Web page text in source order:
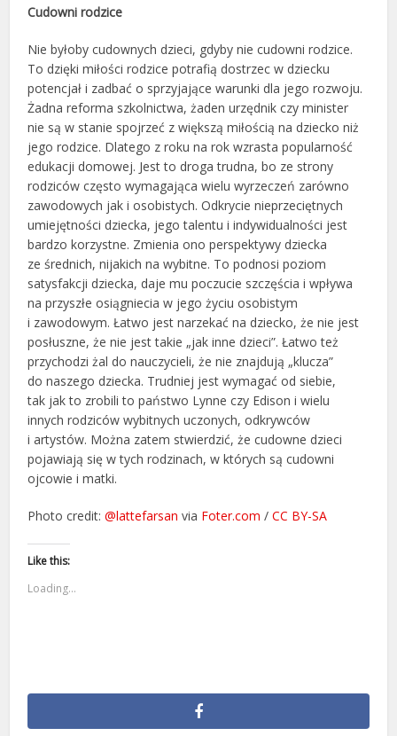
Cudowni rodzice
Nie byłoby cudownych dzieci, gdyby nie cudowni rodzice.
To dzięki miłości rodzice potrafią dostrzec w dziecku
potencjał i zadbać o sprzyjające warunki dla jego rozwoju.
Żadna reforma szkolnictwa, żaden urzędnik czy minister
nie są w stanie spojrzeć z większą miłością na dziecko niż
jego rodzice. Dlatego z roku na rok wzrasta popularność
edukacji domowej. Jest to droga trudna, bo ze strony
rodziców często wymagająca wielu wyrzeczeń zarówno
zawodowych jak i osobistych. Odkrycie nieprzeciętnych
umiejętności dziecka, jego talentu i indywidualności jest
bardzo korzystne. Zmienia ono perspektywy dziecka
ze średnich, nijakich na wybitne. To podnosi poziom
satysfakcji dziecka, daje mu poczucie szczęścia i wpływa
na przyszłe osiągniecia w jego życiu osobistym
i zawodowym. Łatwo jest narzekać na dziecko, że nie jest
posłuszne, że nie jest takie „jak inne dzieci”. Łatwo też
przychodzi żal do nauczycieli, że nie znajdują „klucza”
do naszego dziecka. Trudniej jest wymagać od siebie,
tak jak to zrobili to państwo Lynne czy Edison i wielu
innych rodziców wybitnych uczonych, odkrywców
i artystów. Można zatem stwierdzić, że cudowne dzieci
pojawiają się w tych rodzinach, w których są cudowni
ojcowie i matki.
Photo credit:@lattefarsan via Foter.com /CC BY-SA
Like this:
Loading...